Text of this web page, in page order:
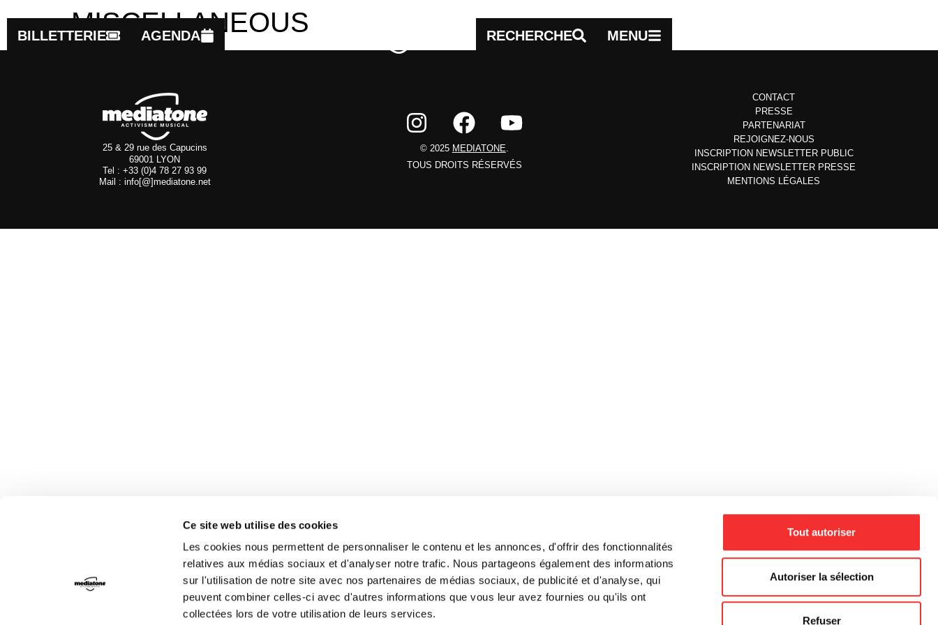
Ce site web utilise des cookies
Les cookies nous permettent de personnaliser le contenu et les annonces, d'offrir des fonctionnalités
relatives aux médias sociaux et d'analyser notre trafic. Nous partageons également des informations
sur l'utilisation de notre site avec nos partenaires de médias sociaux, de publicité et d'analyse, qui
peuvent combiner celles-ci avec d'autres informations que vous leur avez fournies ou qu'ils ont
collectées lors de votre utilisation de leurs services.
Tout autoriser
Autoriser la sélection
Refuser
BILLETTERIE AGENDA RECHERCHE MENU
MISCELLANEOUS
25 & 29 rue des Capucins
69001 LYON
Tel : +33 (0)4 78 27 93 99
Mail : info[@]mediatone.net
© 2025 MEDIATONE
TOUS DROITS RÉSERVÉS
CONTACT
PRESSE
PARTENARIAT
REJOIGNEZ-NOUS
INSCRIPTION NEWSLETTER PUBLIC
INSCRIPTION NEWSLETTER PRESSE
MENTIONS LÉGALES